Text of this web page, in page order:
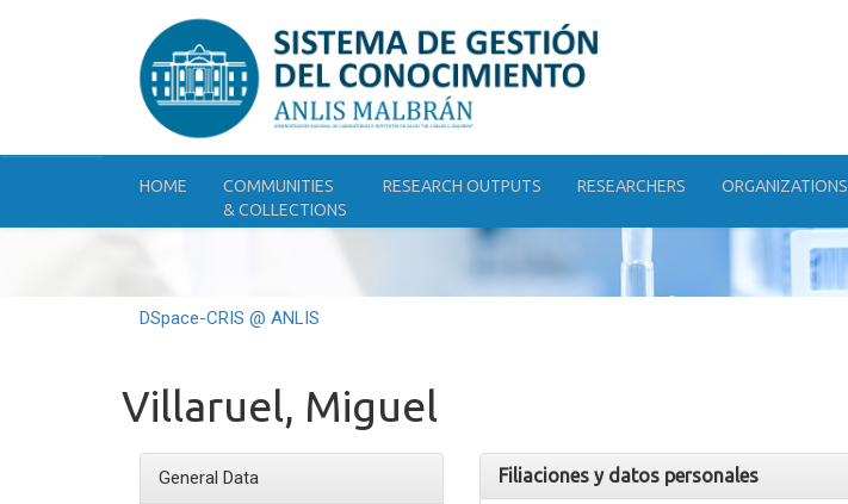
HOME
COMMUNITIES
& COLLECTIONS
RESEARCH OUTPUTS RESEARCHERS ORGANIZATIONS
DSpace-CRIS @ ANLIS
Villaruel, Miguel
General Data Filiaciones y datos personales